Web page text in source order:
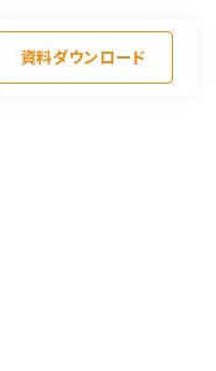
資料ダウンロード